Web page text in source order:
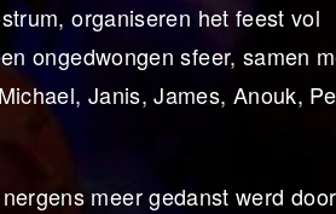
organiseren het feest vol
ongedwongen sfeer, samen
Janis, James, Anouk,
meer gedanst werd